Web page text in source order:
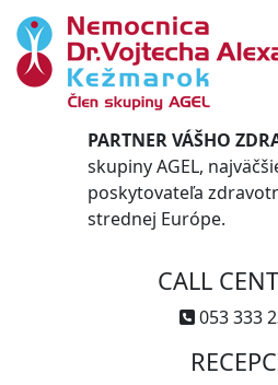
PARTNER VÁŠHO
skupiny AGEL,
poskytovateľa
strednej Európe.
CALL
053 333